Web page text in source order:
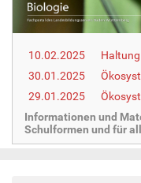
e
r
e
10.02.2025
30.01.2025
29.01.2025
Informationen und
Schulformen und für